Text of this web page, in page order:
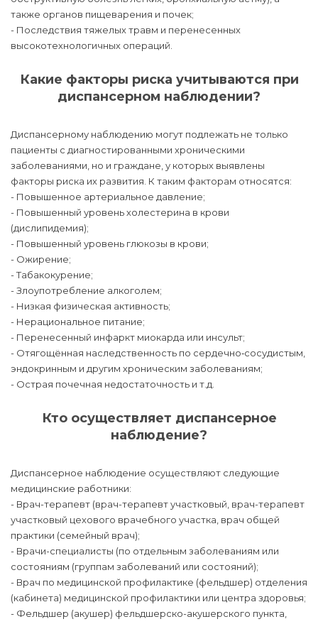
также органов пищеварения и почек;
- Последствия тяжелых травм и перенесенных
высокотехнологичных операций.
Какие факторы риска учитываются при
диспансерном наблюдении?
Диспансерному наблюдению могут подлежать не только
пациенты с диагностированными хроническими
заболеваниями, но и граждане, у которых выявлены
факторы риска их развития. К таким факторам относятся:
- Повышенное артериальное давление;
- Повышенный уровень холестерина в крови
(дислипидемия);
- Повышенный уровень глюкозы в крови;
- Ожирение;
- Табакокурение;
- Злоупотребление алкоголем;
- Низкая физическая активность;
- Нерациональное питание;
- Перенесенный инфаркт миокарда или инсульт;
- Отягощённая наследственность по сердечно‑сосудистым,
эндокринным и другим хроническим заболеваниям;
- Острая почечная недостаточность и т.д.
Кто осуществляет диспансерное
наблюдение?
Диспансерное наблюдение осуществляют следующие
медицинские работники:
- Врач-терапевт (врач-терапевт участковый, врач-терапевт
участковый цехового врачебного участка, врач общей
практики (семейный врач);
- Врачи-специалисты (по отдельным заболеваниям или
состояниям (группам заболеваний или состояний);
- Врач по медицинской профилактике (фельдшер) отделения
(кабинета) медицинской профилактики или центра здоровья;
- Фельдшер (акушер) фельдшерско-акушерского пункта,